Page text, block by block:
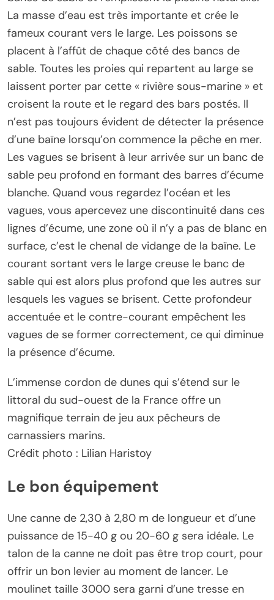
La masse d’eau est très importante et crée le
fameux courant vers le large. Les poissons se
placent à l’affût de chaque côté des bancs de
sable. Toutes les proies qui repartent au large se
laissent porter par cette « rivière sous-marine » et
croisent la route et le regard des bars postés. Il
n’est pas toujours évident de détecter la présence
d’une baïne lorsqu’on commence la pêche en mer.
Les vagues se brisent à leur arrivée sur un banc de
sable peu profond en formant des barres d’écume
blanche. Quand vous regardez l’océan et les
vagues, vous apercevez une discontinuité dans ces
lignes d’écume, une zone où il n’y a pas de blanc en
surface, c’est le chenal de vidange de la baïne. Le
courant sortant vers le large creuse le banc de
sable qui est alors plus profond que les autres sur
lesquels les vagues se brisent. Cette profondeur
accentuée et le contre-courant empêchent les
vagues de se former correctement, ce qui diminue
la présence d’écume.
L’immense cordon de dunes qui s’étend sur le
littoral du sud-ouest de la France offre un
magnifique terrain de jeu aux pêcheurs de
carnassiers marins.
Crédit photo : Lilian Haristoy
Le bon équipement
Une canne de 2,30 à 2,80 m de longueur et d’une
puissance de 15-40 g ou 20-60 g sera idéale. Le
talon de la canne ne doit pas être trop court, pour
offrir un bon levier au moment de lancer. Le
moulinet taille 3000 sera garni d’une tresse en